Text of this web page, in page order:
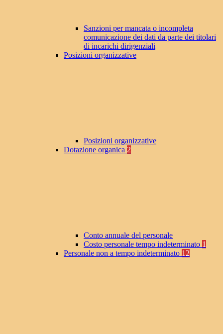
Sanzioni per mancata o incompleta
comunicazione dei dati da parte dei titolari
di incarichi dirigenziali
Posizioni organizzative
Posizioni organizzative
Dotazione organica 2
Conto annuale del personale
Costo personale tempo indeterminato 1
Personale non a tempo indeterminato 12